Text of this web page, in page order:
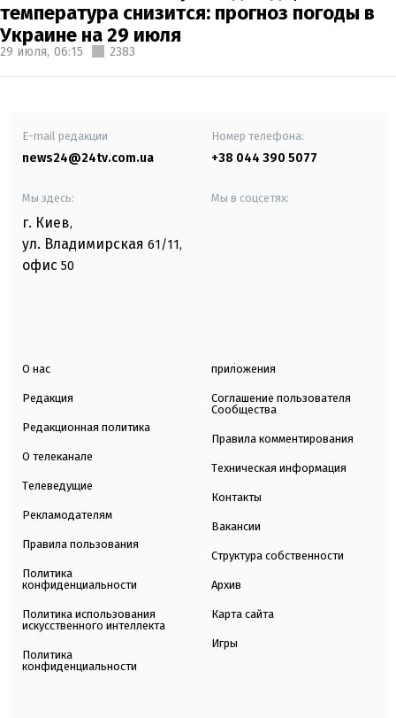
температура снизится: прогноз погоды в
Украине на 29 июля
29 июля, 06:15 2383
E-mail редакции
news24@24tv.com.ua
Номер телефона:
+38 044 390 5077
Мы здесь:
г. Киев,
ул. Владимирская 61/11,
офис 50
Мы в соцсетях:
О нас
Редакция
Редакционная политика
О телеканале
Телеведущие
Рекламодателям
Правила пользования
Политика
конфиденциальности
Политика использования
искусственного интеллекта
Политика
конфиденциальности
приложения
Соглашение пользователя
Сообщества
Правила комментирования
Техническая информация
Контакты
Вакансии
Структура собственности
Архив
Карта сайта
Игры